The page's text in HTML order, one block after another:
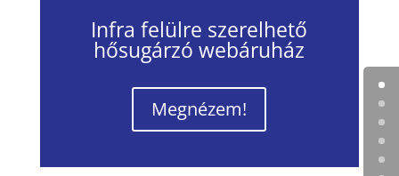
Infra felülre szerelhető
hősugárzó webáruház
Megnézem!